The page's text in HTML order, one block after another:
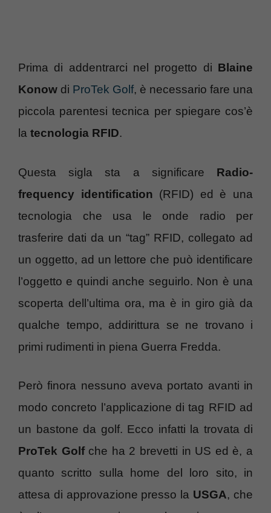
Prima di addentrarci nel progetto di Blaine
Konow di ProTek Golf, è necessario fare una
piccola parentesi tecnica per spiegare cos’è
la tecnologia RFID.
Questa sigla sta a significare Radio-
frequency identification (RFID) ed è una
tecnologia che usa le onde radio per
trasferire dati da un “tag” RFID, collegato ad
un oggetto, ad un lettore che può identificare
l’oggetto e quindi anche seguirlo. Non è una
scoperta dell’ultima ora, ma è in giro già da
qualche tempo, addirittura se ne trovano i
primi rudimenti in piena Guerra Fredda.
Però finora nessuno aveva portato avanti in
modo concreto l’applicazione di tag RFID ad
un bastone da golf. Ecco infatti la trovata di
ProTek Golfche ha 2 brevetti in US ed è, a
quanto scritto sulla home del loro sito, in
attesa di approvazione presso la USGA, che